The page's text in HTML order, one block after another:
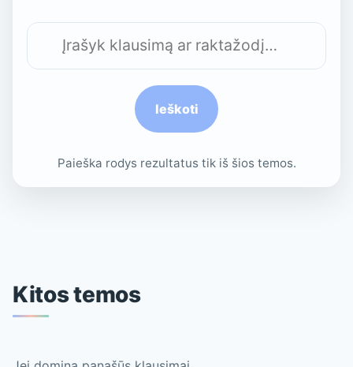
Ieškoti
Ieškoti
Paieška rodys rezultatus tik iš šios temos.
Kitos temos